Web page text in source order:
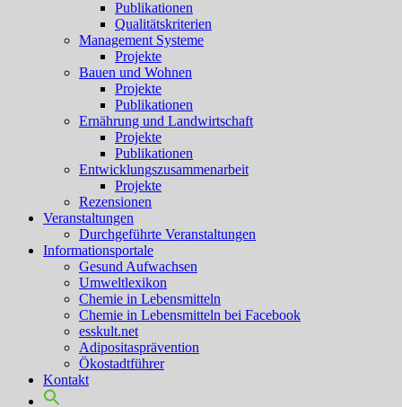
Publikationen
Qualitätskriterien
Management Systeme
Projekte
Bauen und Wohnen
Projekte
Publikationen
Ernährung und Landwirtschaft
Projekte
Publikationen
Entwicklungszusammenarbeit
Projekte
Rezensionen
Veranstaltungen
Durchgeführte Veranstaltungen
Informationsportale
Gesund Aufwachsen
Umweltlexikon
Chemie in Lebensmitteln
Chemie in Lebensmitteln bei Facebook
esskult.net
Adipositasprävention
Ökostadtführer
Kontakt